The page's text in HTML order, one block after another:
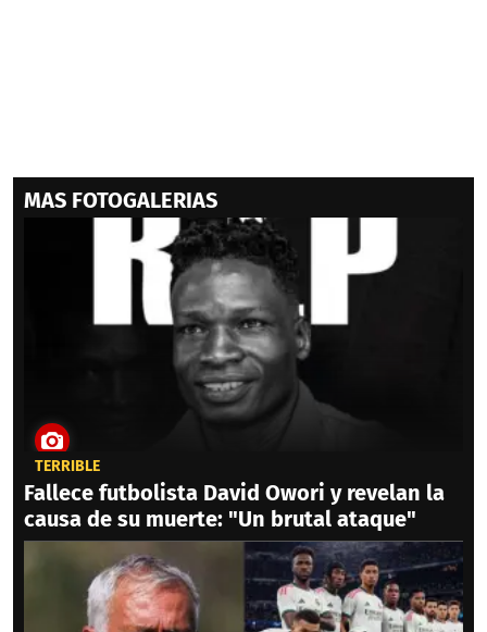
MAS FOTOGALERIAS
TERRIBLE
Fallece futbolista David Owori y revelan la
causa de su muerte: "Un brutal ataque"